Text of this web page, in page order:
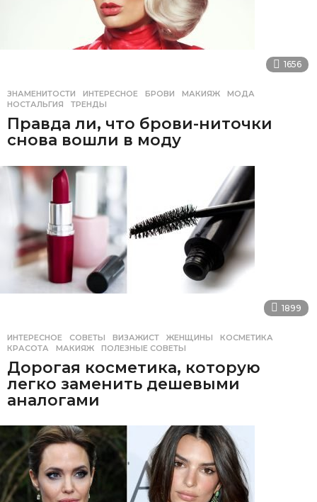
1656
ЗНАМЕНИТОСТИ ,ИНТЕРЕСНОЕ БРОВИ ,МАКИЯЖ ,МОДА
НОСТАЛЬГИЯ
,ТРЕНДЫ
Правда ли, что брови-ниточки
снова вошли в моду
1899
ИНТЕРЕСНОЕ ,СОВЕТЫ ВИЗАЖИСТ ,ЖЕНЩИНЫ ,КОСМЕТИКА
КРАСОТА
,МАКИЯЖ ,ПОЛЕЗНЫЕ СОВЕТЫ
Дорогая косметика, которую
легко заменить дешевыми
аналогами